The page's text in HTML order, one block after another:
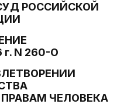
РОССИЙСКОЙ
г. N 260-О
ЧЕЛОВЕКА